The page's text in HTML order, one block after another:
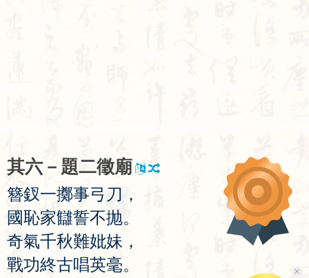
其六 － 題二徵廟
簪釵一擲事弓 刀 ，
國恥家讎誓不抛。
奇氣千秋難妣妹 ，
戰功終古唱英毫。